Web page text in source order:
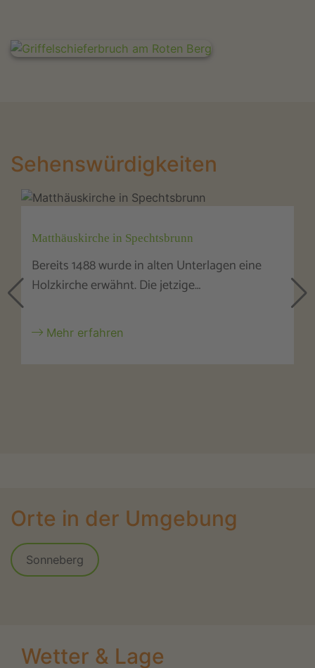
Sehenswürdigkeiten
Matthäuskirche in Spechtsbrunn
Bereits 1488 wurde in alten Unterlagen eine
Holzkirche erwähnt. Die jetzige…
Mehr erfahren
Orte in der Umgebung
Sonneberg
Wetter & Lage